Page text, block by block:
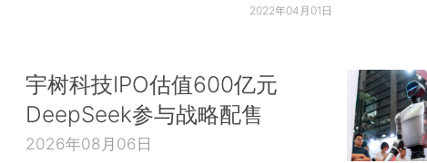
2022年04月01日
宇树科技IPO估值600亿元
DeepSeek参与战略配售
2026年08月06日